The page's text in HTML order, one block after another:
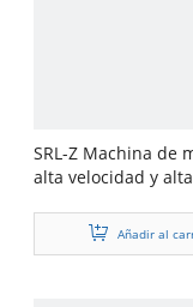
SRL-Z Machina de
alta velocidad y
Añadir al